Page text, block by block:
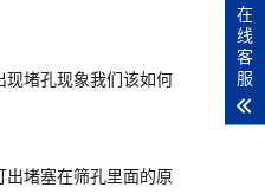
现堵孔现象我们该如何
出堵塞在筛孔里面的原
在
线
客
服